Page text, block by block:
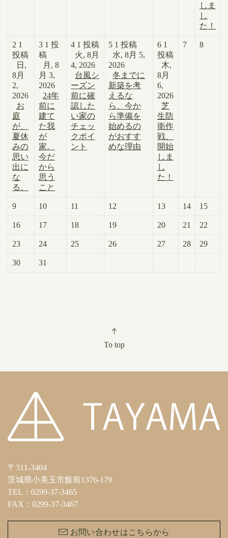
しま
し
た！
2 1
投稿
日,
8月
2,
2026
お
庭
が、
夏休
みの
思い
出に
な
る。
3 1 投
稿
月, 8
月 3,
2026
24年
前に
建て
た我
が
家。
今だ
から
思う
こと
4 1 投稿
火, 8月
4, 2026
台風シ
ーズン
前に確
認した
い家の
チェッ
クポイ
ント
5 1 投稿
水, 8月 5,
2026
冬までに
新築を考
えるな
ら、今か
ら準備を
始めるの
がおすす
めな理由
6 1
投稿
木,
8月
6,
2026
芝
生防
衛作
戦、
開始
しま
し
た！
7 8
9 10 11 12 13 14 15
16 17 18 19 20 21 22
23 24 25 26 27 28 29
30 31
To top
〒311-3404
茨城県小美玉市飯前1376-179
TEL：0299-37-3465
FAX：0299-37-3467
お問い合わせはこちらから